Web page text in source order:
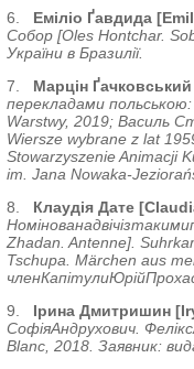
6. Еміліо Ґавдида
Собор [Oles Hontchar.
України в Бразилії.
7. Марцін
перекладами польською:
Warstwy, 2019; Василь
Wiersze wybrane z lat
Stowarzyszenie Animacji
im. Jana Nowaka-
8. КлаудіяДате
Номінованадвічізтакими
Zhadan. Antenne].
Tschupa. Märchen aus
членКапітулиЮрій
9. ІринаДмитришин
СофіяАндрухович . Фелікс
Blanc, 2018.Заявник: